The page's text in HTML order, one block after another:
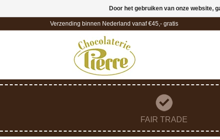
Verzending binnen Nederland vanaf €45,- gratis
FAIR TRADE
Door het gebruiken van onze website,